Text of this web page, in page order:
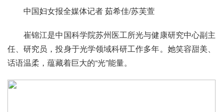
中国妇女报全媒体记者 茹希佳/苏芙萱
崔锦江是中国科学院苏州医工所光与健康研究中心副主
任、研究员，投身于光学领域科研工作多年。她笑容甜美、
话语温柔，蕴藏着巨大的“光”能量。